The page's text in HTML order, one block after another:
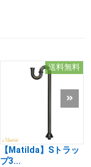
送料無料
【Matilda】Sトラッ
プ3...